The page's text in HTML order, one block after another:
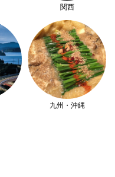
関西
九州・沖縄